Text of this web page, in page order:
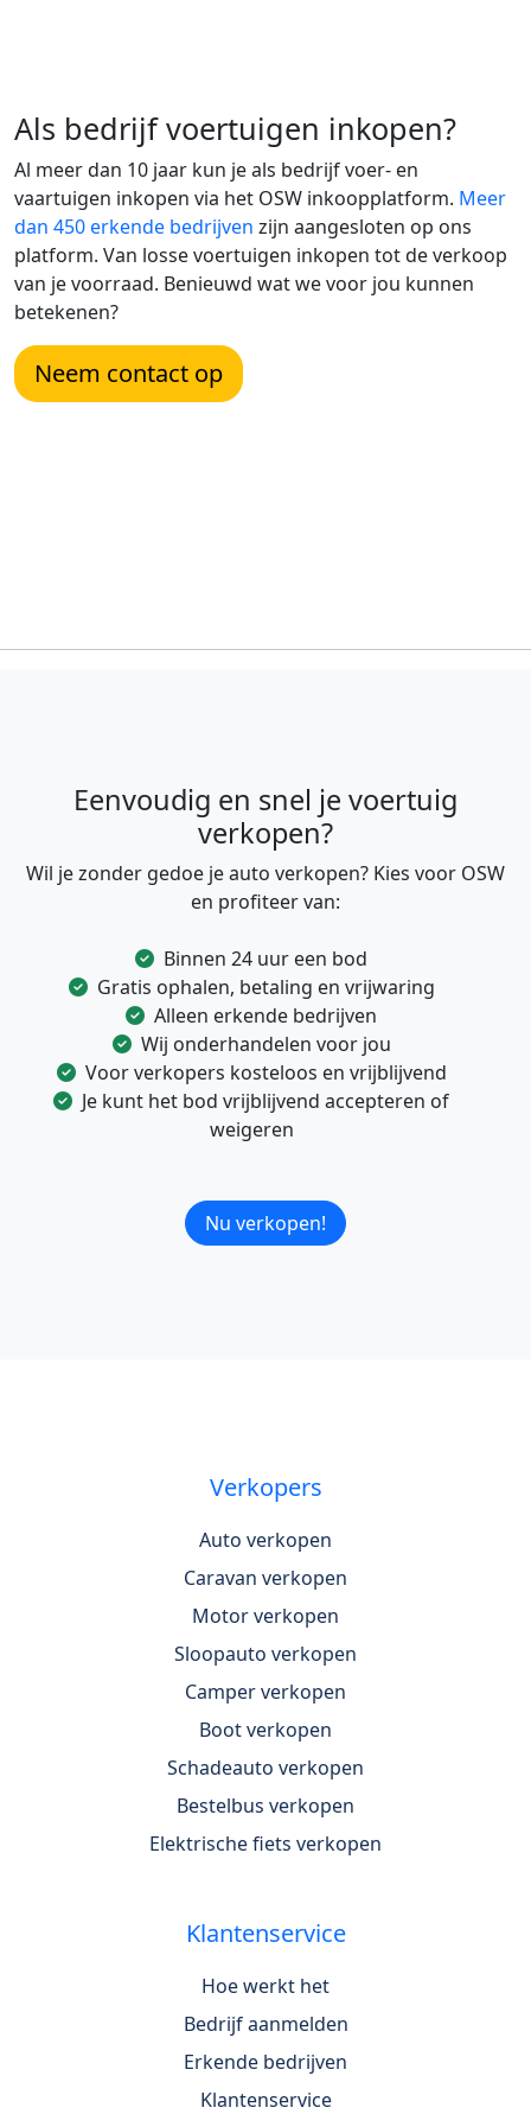
Als bedrijf voertuigen inkopen?
Al meer dan 10 jaar kun je als bedrijf voer- en
vaartuigen inkopen via het OSW inkoopplatform. Meer
dan 450 erkende bedrijven zijn aangesloten op ons
platform. Van losse voertuigen inkopen tot de verkoop
van je voorraad. Benieuwd wat we voor jou kunnen
betekenen?
Neem contact op
Eenvoudig en snel je voertuig
verkopen?
Wil je zonder gedoe je auto verkopen? Kies voor OSW
en profiteer van:
Binnen 24 uur een bod
Gratis ophalen, betaling en vrijwaring
Alleen erkende bedrijven
Wij onderhandelen voor jou
Voor verkopers kosteloos en vrijblijvend
Je kunt het bod vrijblijvend accepteren of
weigeren
Nu verkopen!
Verkopers
Auto verkopen
Caravan verkopen
Motor verkopen
Sloopauto verkopen
Camper verkopen
Boot verkopen
Schadeauto verkopen
Bestelbus verkopen
Elektrische fiets verkopen
Klantenservice
Hoe werkt het
Bedrijf aanmelden
Erkende bedrijven
Klantenservice